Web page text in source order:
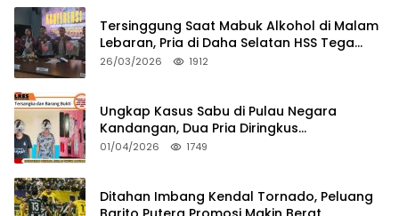
Tersinggung Saat Mabuk Alkohol di Malam
Lebaran, Pria di Daha Selatan HSS Tega
Tusuk Teman Sendiri
26/03/2026 1912
Ungkap Kasus Sabu di Pulau Negara
Kandangan, Dua Pria Diringkus
Satresnarkoba HSS
01/04/2026 1749
Ditahan Imbang Kendal Tornado, Peluang